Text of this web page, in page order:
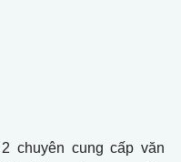
chuyên cung cấp văn